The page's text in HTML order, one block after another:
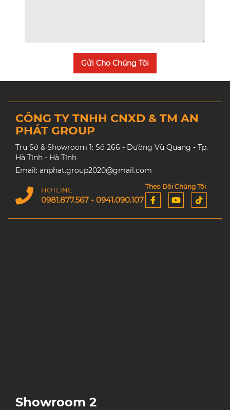
Gửi Cho Chúng Tôi
CÔNG TY TNHH CNXD & TM AN
PHÁT GROUP
Trụ Sở & Showroom 1: Số 266 - Đường Vũ Quang - Tp.
Hà Tĩnh - Hà Tĩnh
Email: anphat.group2020@gmail.com
HOTLINE
0981.877.567 - 0941.090.107
Theo Dõi Chúng Tôi
Showroom 2